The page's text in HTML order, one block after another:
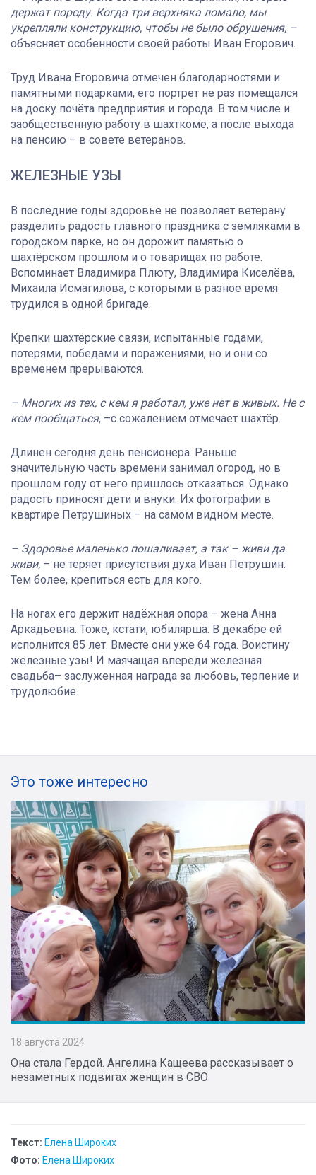
держат породу. Когда три верхняка ломало, мы
укрепляли конструкцию, чтобы не было обрушения, –
объясняет особенности своей работы Иван Егорович.
Труд Ивана Егоровича отмечен благодарностями и
памятными подарками, его портрет не раз помещался
на доску почёта предприятия и города. В том числе и
заобщественную работу в шахткоме, а после выхода
на пенсию – в совете ветеранов.
ЖЕЛЕЗНЫЕ УЗЫ
В последние годы здоровье не позволяет ветерану
разделить радость главного праздника с земляками в
городском парке, но он дорожит памятью о
шахтёрском прошлом и о товарищах по работе.
Вспоминает Владимира Плюту, Владимира Киселёва,
Михаила Исмагилова, с которыми в разное время
трудился в одной бригаде.
Крепки шахтёрские связи, испытанные годами,
потерями, победами и поражениями, но и они со
временем прерываются.
– Многих из тех, с кем я работал, уже нет в живых. Не с
кем пообщаться, –с сожалением отмечает шахтёр.
Длинен сегодня день пенсионера. Раньше
значительную часть времени занимал огород, но в
прошлом году от него пришлось отказаться. Однако
радость приносят дети и внуки. Их фотографии в
квартире Петрушиных – на самом видном месте.
– Здоровье маленько пошаливает, а так – живи да
живи, – не теряет присутствия духа Иван Петрушин.
Тем более, крепиться есть для кого.
На ногах его держит надёжная опора – жена Анна
Аркадьевна. Тоже, кстати, юбилярша. В декабре ей
исполнится 85 лет. Вместе они уже 64 года. Воистину
железные узы! И маячащая впереди железная
свадьба– заслуженная награда за любовь, терпение и
трудолюбие.
Это тоже интересно
18 августа 2024
Она стала Гердой. Ангелина Кащеева рассказывает о
незаметных подвигах женщин в СВО
Текст: Елена Широких
Фото: Елена Широких